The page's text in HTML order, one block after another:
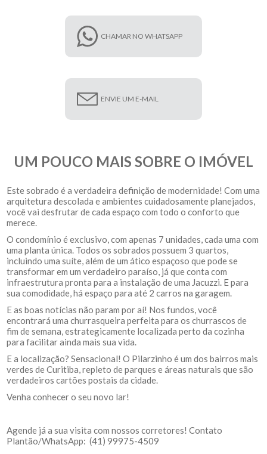
CHAMAR NO WHATSAPP
ENVIE UM E-MAIL
UM POUCO MAIS SOBRE O IMÓVEL
Este sobrado é a verdadeira definição de modernidade! Com uma
arquitetura descolada e ambientes cuidadosamente planejados,
você vai desfrutar de cada espaço com todo o conforto que
merece.
O condomínio é exclusivo, com apenas 7 unidades, cada uma com
uma planta única. Todos os sobrados possuem 3 quartos,
incluindo uma suíte, além de um ático espaçoso que pode se
transformar em um verdadeiro paraíso, já que conta com
infraestrutura pronta para a instalação de uma Jacuzzi. E para
sua comodidade, há espaço para até 2 carros na garagem.
E as boas notícias não param por aí! Nos fundos, você
encontrará uma churrasqueira perfeita para os churrascos de
fim de semana, estrategicamente localizada perto da cozinha
para facilitar ainda mais sua vida.
E a localização? Sensacional! O Pilarzinho é um dos bairros mais
verdes de Curitiba, repleto de parques e áreas naturais que são
verdadeiros cartões postais da cidade.
Venha conhecer o seu novo lar!
Agende já a sua visita com nossos corretores! Contato
Plantão/WhatsApp: (41) 99975-4509